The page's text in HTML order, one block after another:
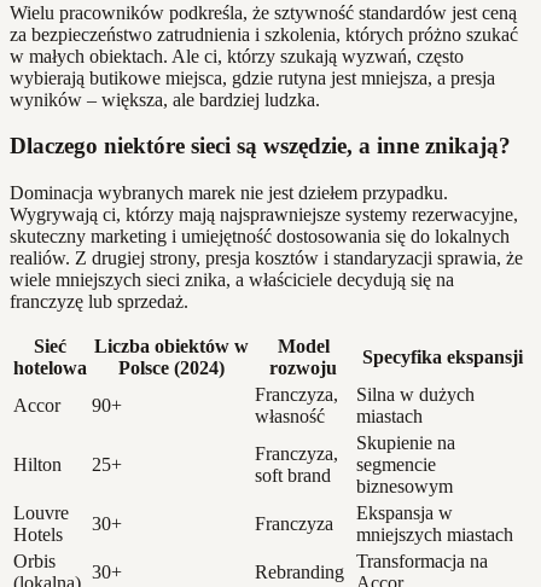
Wielu pracowników podkreśla, że sztywność standardów jest ceną
za bezpieczeństwo zatrudnienia i szkolenia, których próżno szukać
w małych obiektach. Ale ci, którzy szukają wyzwań, często
wybierają butikowe miejsca, gdzie rutyna jest mniejsza, a presja
wyników – większa, ale bardziej ludzka.
Dlaczego niektóre sieci są wszędzie, a inne znikają?
Dominacja wybranych marek nie jest dziełem przypadku.
Wygrywają ci, którzy mają najsprawniejsze systemy rezerwacyjne,
skuteczny marketing i umiejętność dostosowania się do lokalnych
realiów. Z drugiej strony, presja kosztów i standaryzacji sprawia, że
wiele mniejszych sieci znika, a właściciele decydują się na
franczyzę lub sprzedaż.
Sieć
hotelowa
Liczba obiektów w
Polsce (2024)
Model
rozwoju
Specyfika ekspansji
Accor 90+
Franczyza,
własność
Silna w dużych
miastach
Hilton 25+
Franczyza,
soft brand
Skupienie na
segmencie
biznesowym
Louvre
Hotels
30+ Franczyza
Ekspansja w
mniejszych miastach
Orbis
(lokalna)
30+ Rebranding
Transformacja na
Accor